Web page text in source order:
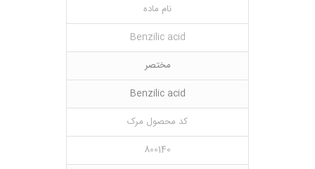
نام ماده
Benzilic acid
مختصر
Benzilic acid
کد محصول مرک
800140